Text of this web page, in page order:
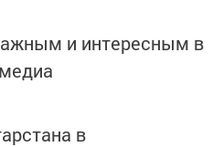
и интересным в
в